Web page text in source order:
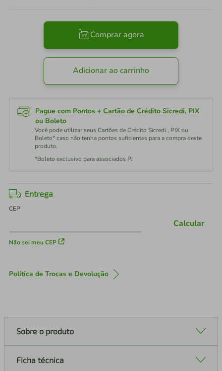
Comprar agora
Adicionar ao carrinho
Pague com Pontos + Cartão de Crédito Sicredi, PIX
ou Boleto
Você pode utilizar seus Cartões de Crédito Sicredi , PIX ou
Boleto* caso não tenha pontos suficientes para a compra deste
produto.
*Boleto exclusivo para associados PJ
Entrega
CEP
Não sei meu CEP
Calcular
Política de Trocas e Devolução
Sobre o produto
Ficha técnica